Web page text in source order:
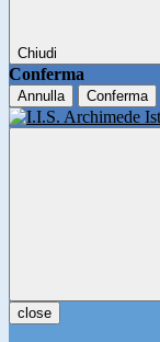
Chiudi
Conferma
Annulla Conferma
close